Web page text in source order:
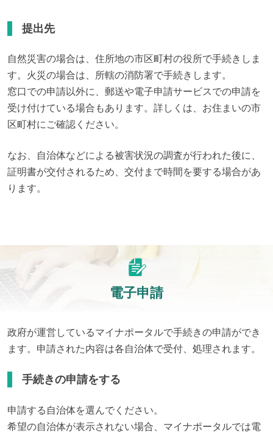
提出先
自然災害の場合は、住所地の市区町村の役所で手続きしま
す。火災の場合は、所轄の消防署で手続きします。
窓口での申請以外に、郵送や電子申請サービスでの申請を
受け付けている場合もあります。詳しくは、お住まいの市
区町村にご確認ください。
なお、自治体などによる被害状況の調査が行われた後に、
証明書が交付されるため、交付まで時間を要する場合があ
ります。
電子申請
政府が運営しているマイナポータルで手続きの申請ができ
ます。申請された内容は各自治体で受付、処理されます。
手続きの申請をする
申請する自治体を選んでください。
希望の自治体が表示されない場合、マイナポータルでは電